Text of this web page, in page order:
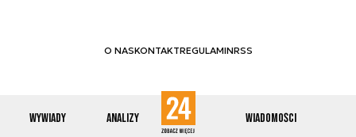
Wywiady Analizy Wiadomości
O NASKONTAKTREGULAMINRSS
© 2012-2026 ENERGETYKA24